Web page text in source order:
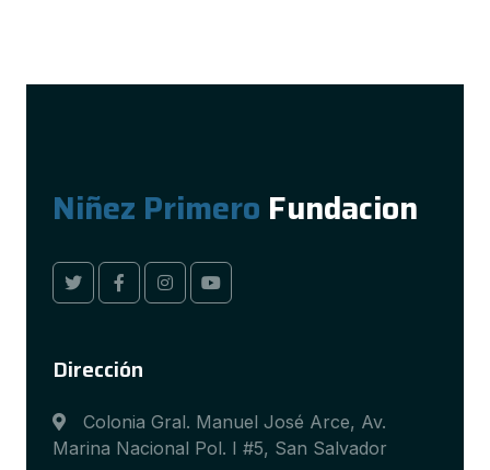
Niñez Primero Fundacion
Dirección
Colonia Gral. Manuel José Arce, Av.
Marina Nacional Pol. I #5, San Salvador